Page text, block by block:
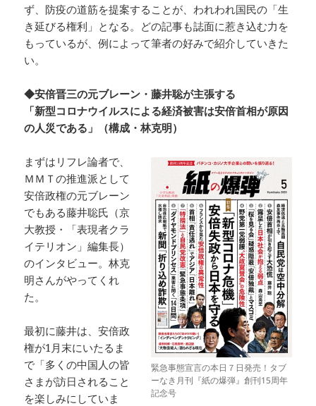
ず、防疫の道筋を提案することが、われわれ国民の「生
き延びる権利」となる。どの記事も誌面に惹き込む力を
もっているが、例によって筆者の好みで紹介していきた
い。
◆安倍晋三の元ブレーン・藤井聡が主張する
「新型コロナウイルスによる経済被害は安倍首相が原因
の人災である」（構成・林克明）
緊急事態宣言の本日７日発売！タブ
ーなき月刊『紙の爆弾』創刊15周年
記念号
まずはリフレ論者で、
ＭＭＴの推進派として
安倍政権の元ブレーン
でもある藤井聡氏（京
大教授・「表現者クラ
イテリオン」編集長）
のインタビュー。林克
明さんがやってくれ
た。
最初に藤井は、安倍政
権が1月末にいたるま
で「多くの中国人の皆
さまが訪日されること
を楽しみにしていま